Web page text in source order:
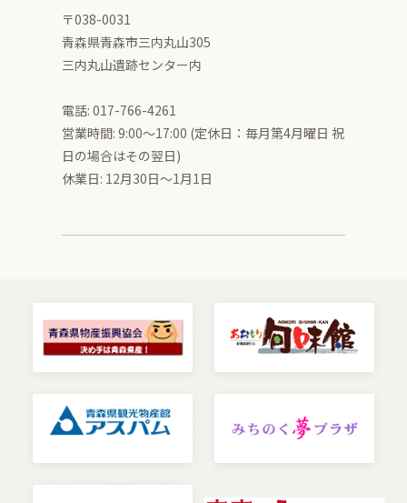
〒038-0031
青森県青森市三内丸山305
三内丸山遺跡センター内
電話: 017-766-4261
営業時間: 9:00〜17:00 (定休日：毎月第4月曜日 祝
日の場合はその翌日)
休業日: 12月30日～1月1日